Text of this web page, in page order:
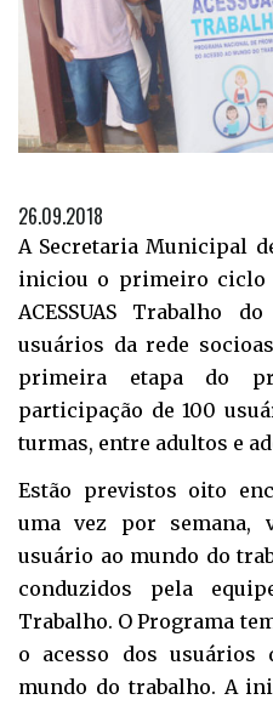
26.09.2018
A Secretaria Municipal
iniciou o primeiro ciclo
ACESSUAS Trabalho
usuários da rede
primeira etapa do
participação de 100
turmas, entre adultos e
Estão previstos oito
uma vez por semana,
usuário ao mundo do
conduzidos pela
Trabalho. O Programa
o acesso dos usuários
mundo do trabalho. A